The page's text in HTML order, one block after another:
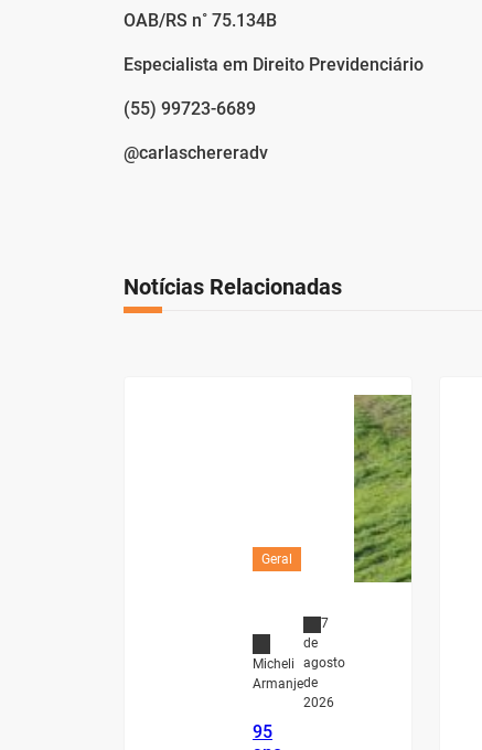
OAB/RS n˚ 75.134B
Especialista em Direito Previdenciário
(55) 99723-6689
@carlaschereradv
Notícias Relacionadas
Geral
Micheli
Armanje
7
de
agosto
de
2026
95